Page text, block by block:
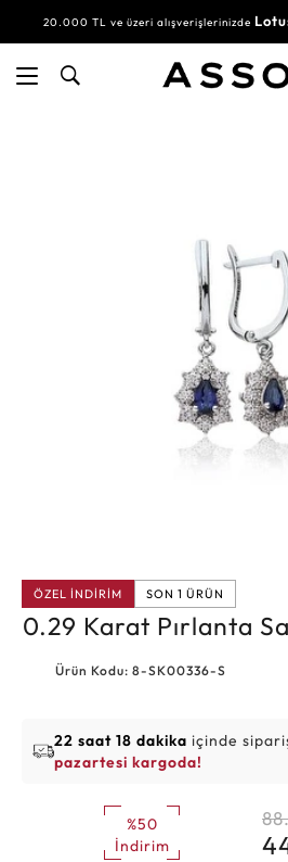
20.000 TL ve üzeri alışverişlerinizde
ÖZEL İNDİRİM SON 1 ÜRÜN
0.29 Karat Pırlanta
Ürün Kodu: 8-SK00336-S
22 saat 18 dakika içinde
pazartesi kargoda!
%50
İndirim